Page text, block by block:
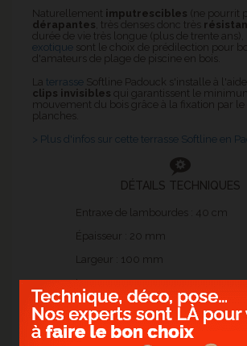
Naturellement imputrescibles (ne pourrit
dérapantes , très denses donc très
durée de vie très longue (plus de trente ans),
exotique sont le choix de prédilection pour
d'amateurs de plage de piscine en bois.
La terrasse Softline Padouck s'installe à
clips invisibles qui garantissent le
mouvement du bois grâce à la fixation par le
planches.
> Plus d'infos sur cette terrasse Softline en
DÉTAILS TECHNIQUES
Entraxe de lambourdes : 40 cm
Épaisseur : 20 mm
Largeur : 100 mm
Longueur : 2000 mm
Bois séché au four à 13% (+/- 2%)
Face lisse naturellement